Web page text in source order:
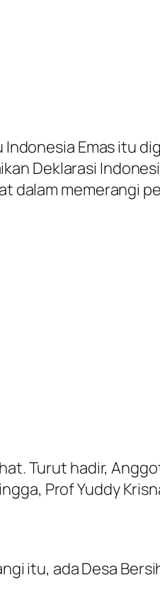
Emas itu
Deklarasi
dalam memerangi
Turut hadir,
Prof Yuddy
itu, ada Desa